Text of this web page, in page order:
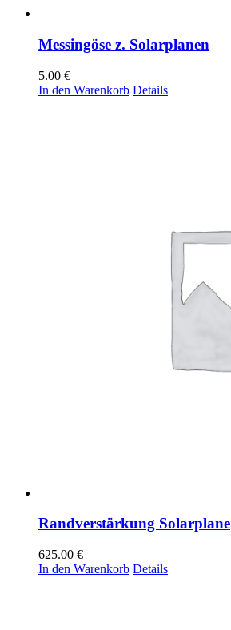
Messingöse z. Solarplanen
5.00 €
In den Warenkorb Details
Randverstärkung Solarplane
625.00 €
In den Warenkorb Details